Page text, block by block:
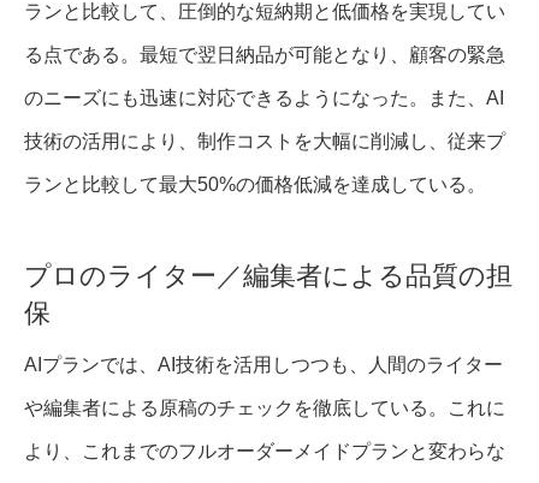
ランと比較して、圧倒的な短納期と低価格を実現してい
る点である。最短で翌日納品が可能となり、顧客の緊急
のニーズにも迅速に対応できるようになった。また、AI
技術の活用により、制作コストを大幅に削減し、従来プ
ランと比較して最大50%の価格低減を達成している。
プロのライター／編集者による品質の担
保
AIプランでは、AI技術を活用しつつも、人間のライター
や編集者による原稿のチェックを徹底している。これに
より、これまでのフルオーダーメイドプランと変わらな